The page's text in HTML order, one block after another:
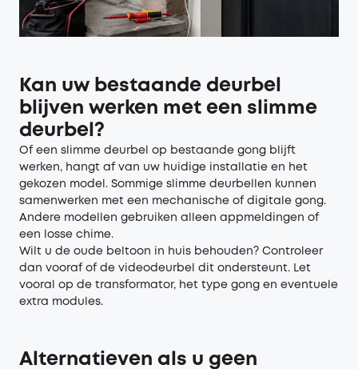
Kan uw bestaande deurbel
blijven werken met een slimme
deurbel?
Of een slimme deurbel op bestaande gong blijft
werken, hangt af van uw huidige installatie en het
gekozen model. Sommige slimme deurbellen kunnen
samenwerken met een mechanische of digitale gong.
Andere modellen gebruiken alleen appmeldingen of
een losse chime.
Wilt u de oude beltoon in huis behouden? Controleer
dan vooraf of de videodeurbel dit ondersteunt. Let
vooral op de transformator, het type gong en eventuele
extra modules.
Alternatieven als u geen